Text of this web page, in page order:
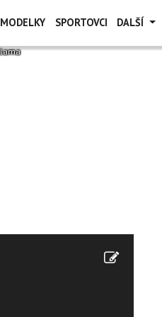
MODELKY SPORTOVCI DALŠÍ